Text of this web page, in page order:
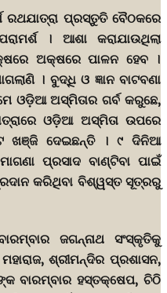
ପ୍ରସ୍ତୁତି ବୈଠକରେ
। ଆଶା କରାଯାଉଥିଲା
ଅକ୍ଷରେ ପାଳନ ହେବ ।
। ବୁଦ୍ଧି ଓ ଜ୍ଞାନ ବାଟବଣା
ଓଡ଼ିଆ ଅସ୍ମିତାର ଗର୍ବ କରୁଛେ,
ଓଡ଼ିଆ ଅସ୍ମିତା ଉପରେ
ଖଞ୍ଜି ଦେଇଛନ୍ତି । ୯ ଦିନିଆ
ପ୍ରସାଦ ବାଣ୍ଟିବା ପାଇଁ
କରିଥିବା ବିଶ୍ୱସ୍ତ ସୂତ୍ରରୁ
ଜଗନ୍ନାଥ ସଂସ୍କୃତିକୁ
ଶ୍ରୀମନ୍ଦିର ପ୍ରଶାସନ,
ବାରମ୍ବାର ହସ୍ତକ୍ଷେପ, ଚିଠି